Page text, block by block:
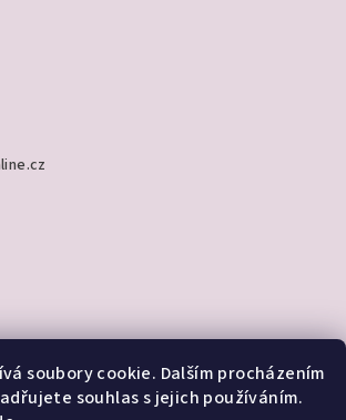
soubory cookie. Dalším procházením
souhlas s jejich používáním.
platby